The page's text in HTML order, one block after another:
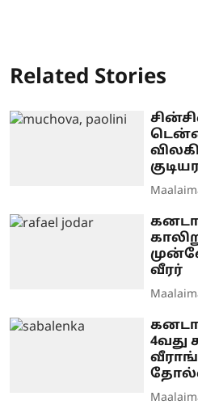
Related Stories
வீரர்
4வது